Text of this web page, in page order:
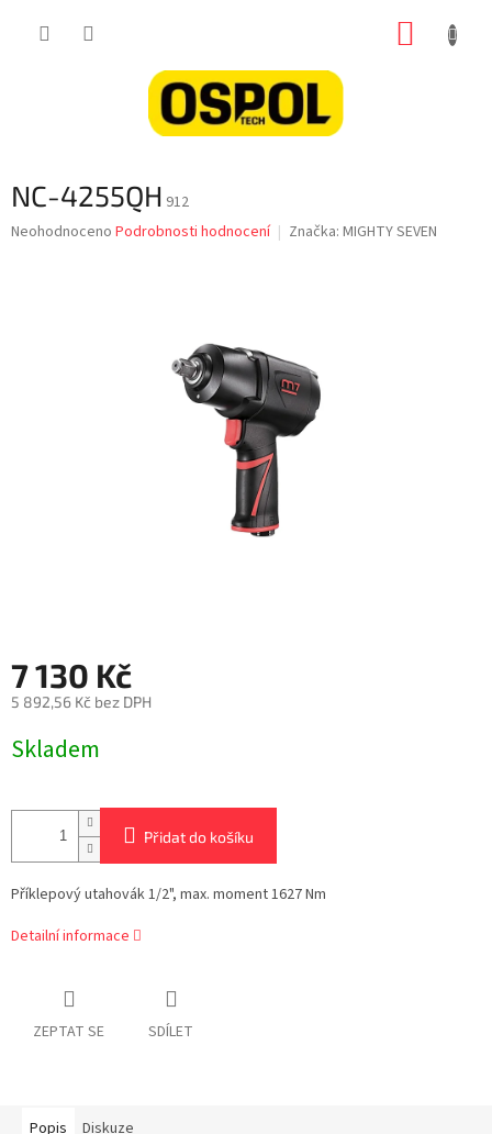
NC-4255QH 912
Průměrné
Neohodnoceno Podrobnosti hodnocení Značka: MIGHTY SEVEN
7 130 Kč
5 892,56 Kč bez DPH
cena:
Skladem
Přidat do košíku
Příklepový utahovák 1/2", max. moment 1627 Nm
Detailní informace
ZEPTAT SE SDÍLET
Popis Diskuze